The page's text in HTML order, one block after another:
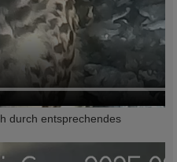
durch entsprechendes